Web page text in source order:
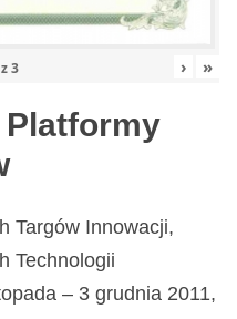
z3 › »
Platformy
Targów Innowacji,
Technologii
– 3 grudnia 2011,